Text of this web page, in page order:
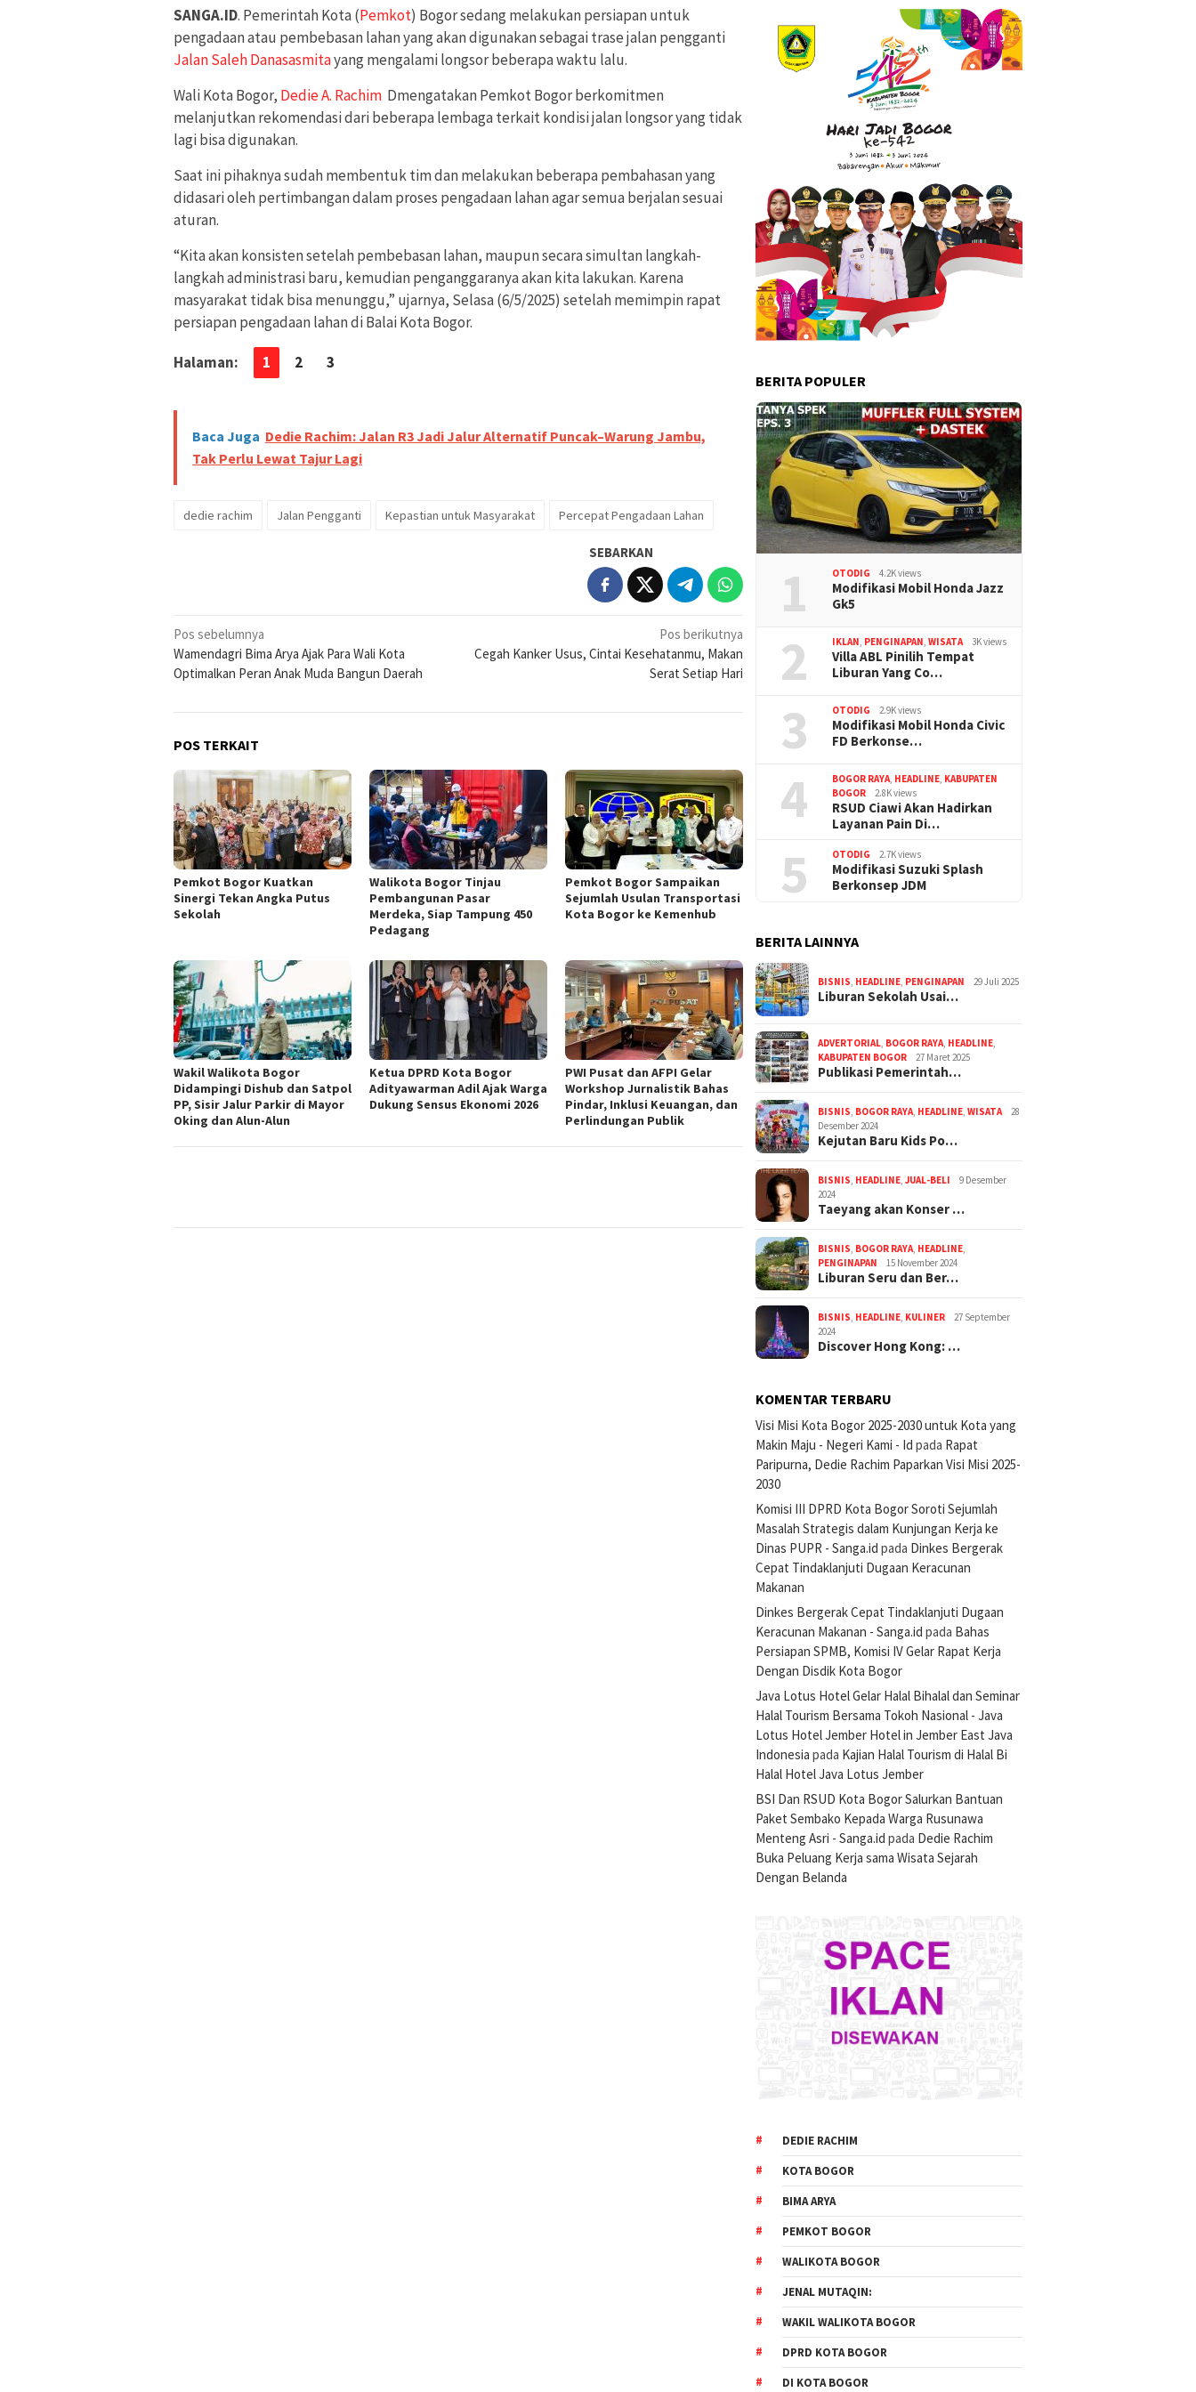
SANGA.ID. Pemerintah Kota (Pemkot) Bogor sedang melakukan persiapan untuk
pengadaan atau pembebasan lahan yang akan digunakan sebagai trase jalan pengganti
Jalan Saleh Danasasmitayang mengalami longsor beberapa waktu lalu.
Wali Kota Bogor, Dedie A. Rachim Dmengatakan Pemkot Bogor berkomitmen
melanjutkan rekomendasi dari beberapa lembaga terkait kondisi jalan longsor yang tidak
lagi bisa digunakan.
Saat ini pihaknya sudah membentuk tim dan melakukan beberapa pembahasan yang
didasari oleh pertimbangan dalam proses pengadaan lahan agar semua berjalan sesuai
aturan.
“Kita akan konsisten setelah pembebasan lahan, maupun secara simultan langkah-
langkah administrasi baru, kemudian penganggaranya akan kita lakukan. Karena
masyarakat tidak bisa menunggu,” ujarnya, Selasa (6/5/2025) setelah memimpin rapat
persiapan pengadaan lahan di Balai Kota Bogor.
Halaman: 1 2 3
Baca Juga Dedie Rachim: Jalan R3 Jadi Jalur Alternatif Puncak–Warung Jambu,
Tak Perlu Lewat Tajur Lagi
dedie rachim Jalan Pengganti Kepastian untuk Masyarakat Percepat Pengadaan Lahan
SEBARKAN
Navigasi
pos
Pos sebelumnya
Wamendagri Bima Arya Ajak Para Wali Kota
Optimalkan Peran Anak Muda Bangun Daerah
Pos berikutnya
Cegah Kanker Usus, Cintai Kesehatanmu, Makan
Serat Setiap Hari
POS TERKAIT
Pemkot Bogor Kuatkan
Sinergi Tekan Angka Putus
Sekolah
Walikota Bogor Tinjau
Pembangunan Pasar
Merdeka, Siap Tampung 450
Pedagang
Pemkot Bogor Sampaikan
Sejumlah Usulan Transportasi
Kota Bogor ke Kemenhub
Wakil Walikota Bogor
Didampingi Dishub dan Satpol
PP, Sisir Jalur Parkir di Mayor
Oking dan Alun-Alun
Ketua DPRD Kota Bogor
Adityawarman Adil Ajak Warga
Dukung Sensus Ekonomi 2026
PWI Pusat dan AFPI Gelar
Workshop Jurnalistik Bahas
Pindar, Inklusi Keuangan, dan
Perlindungan Publik
BERITA POPULER
1 OTODIG 4.2K views
Modifikasi Mobil Honda Jazz
Gk5
2 IKLAN, PENGINAPAN,WISATA 3K views
Villa ABL Pinilih Tempat
Liburan Yang Co…
3 OTODIG 2.9K views
Modifikasi Mobil Honda Civic
FD Berkonse…
4 BOGOR RAYA, HEADLINE, KABUPATEN
BOGOR
2.8K views
RSUD Ciawi Akan Hadirkan
Layanan Pain Di…
5 OTODIG 2.7K views
Modifikasi Suzuki Splash
Berkonsep JDM
BERITA LAINNYA
BISNIS, HEADLINE, PENGINAPAN 29 Juli 2025
Liburan Sekolah Usai…
ADVERTORIAL, BOGOR RAYA, HEADLINE,
KABUPATEN BOGOR
27 Maret 2025
Publikasi Pemerintah…
BISNIS, BOGOR RAYA, HEADLINE,WISATA
28
Desember 2024
Kejutan Baru Kids Po…
BISNIS, HEADLINE,JUAL-BELI
9 Desember
2024
Taeyang akan Konser …
BISNIS, BOGOR RAYA, HEADLINE,
PENGINAPAN
15 November 2024
Liburan Seru dan Ber…
BISNIS, HEADLINE, KULINER
27 September
2024
Discover Hong Kong: …
KOMENTAR TERBARU
Visi Misi Kota Bogor 2025-2030 untuk Kota yang
Makin Maju - Negeri Kami - Id pada Rapat
Paripurna, Dedie Rachim Paparkan Visi Misi 2025-
2030
Komisi III DPRD Kota Bogor Soroti Sejumlah
Masalah Strategis dalam Kunjungan Kerja ke
Dinas PUPR - Sanga.id pada Dinkes Bergerak
Cepat Tindaklanjuti Dugaan Keracunan
Makanan
Dinkes Bergerak Cepat Tindaklanjuti Dugaan
Keracunan Makanan - Sanga.id pada Bahas
Persiapan SPMB, Komisi IV Gelar Rapat Kerja
Dengan Disdik Kota Bogor
Java Lotus Hotel Gelar Halal Bihalal dan Seminar
Halal Tourism Bersama Tokoh Nasional - Java
Lotus Hotel Jember Hotel in Jember East Java
Indonesia pada Kajian Halal Tourism di Halal Bi
Halal Hotel Java Lotus Jember
BSI Dan RSUD Kota Bogor Salurkan Bantuan
Paket Sembako Kepada Warga Rusunawa
Menteng Asri - Sanga.id pada Dedie Rachim
Buka Peluang Kerja sama Wisata Sejarah
Dengan Belanda
DEDIE RACHIM
KOTA BOGOR
BIMA ARYA
PEMKOT BOGOR
WALIKOTA BOGOR
JENAL MUTAQIN:
WAKIL WALIKOTA BOGOR
DPRD KOTA BOGOR
DI KOTA BOGOR